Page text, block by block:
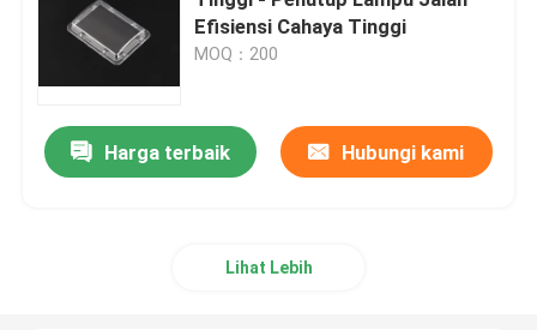
Modul LED COB
SMD LED modul
Efisiensi Cahaya Tinggi
MOQ：200
Harga terbaik Hubungi kami
Lihat Lebih